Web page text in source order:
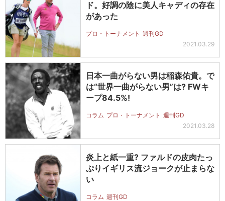
ド。好調の陰に美人キャディの存在
があった
プロ・トーナメント 週刊GD
2021.03.29
日本一曲がらない男は稲森佑貴。で
は“世界一曲がらない男”は? FWキ
ープ84.5%!
コラム プロ・トーナメント 週刊GD
2021.03.28
炎上と紙一重? ファルドの皮肉たっ
ぷりイギリス流ジョークが止まらな
い
コラム 週刊GD